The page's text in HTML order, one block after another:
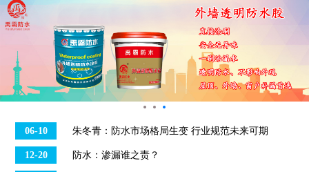
06-10 朱冬青：防水市场格局生变 行业规范未来可期
12-20 防水：渗漏谁之责？